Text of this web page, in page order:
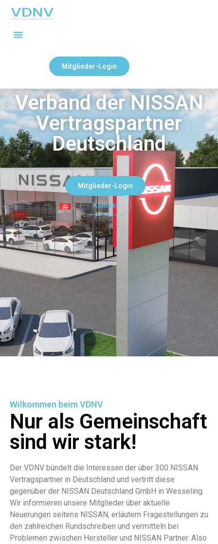
Mitglieder-Login
Verband der NISSAN
Vertragspartner
Deutschland
Mitglieder-Login
Kontakt
Wilkommen beim VDNV
Nur als Gemeinschaft
sind wir stark!
Der VDNV bündelt die Interessen der über 300 NISSAN
Vertragspartner in Deutschland und vertritt diese
gegenüber der NISSAN Deutschland GmbH in Wesseling.
Wir informieren unsere Mitglieder über aktuelle
Neuerungen seitens NISSAN, erläutern Fragestellungen zu
den zahlreichen Rundschreiben und vermitteln bei
Problemen zwischen Hersteller und NISSAN Partner. Also